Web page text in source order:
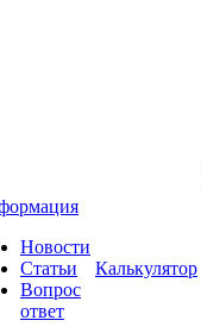
Новости
Статьи
Вопрос
ответ
Калькулятор